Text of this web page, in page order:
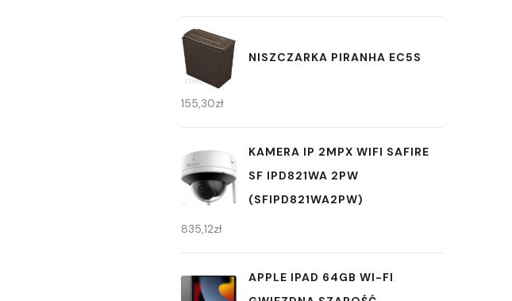
NISZCZARKA PIRANHA EC5S
155,30zł
KAMERA IP 2MPX WIFI SAFIRE
SF IPD821WA 2PW
(SFIPD821WA2PW)
835,12zł
APPLE IPAD 64GB WI-FI